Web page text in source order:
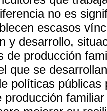
no es
escasos
y desarrollo,
de producción
que se
políticas
producción